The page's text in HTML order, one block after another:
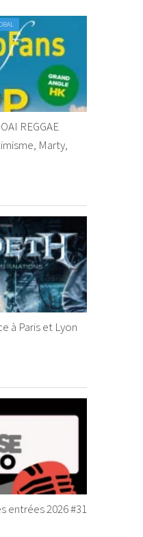
REGGAE
Marty,
à Paris et Lyon
entrées 2026 #31